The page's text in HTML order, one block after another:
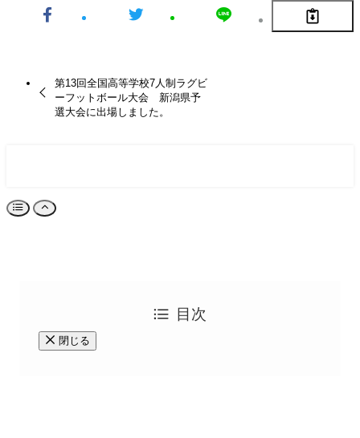
第13回全国高等学校7人制ラグビ
ーフットボール大会 新潟県予
選大会に出場しました。
目次
閉じる